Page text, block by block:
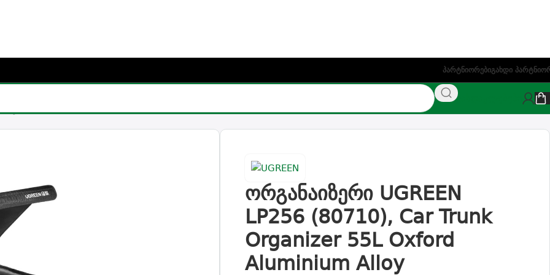
ᲞარტნიორებიᲒახდი
NASფასდაკლებები
UGREEN LP256 (80710), Car Trunk Organizer 55L Oxford Aluminium Alloy
ორგანაიზერი UGREEN
LP256 (80710), Car Trunk
Organizer 55L Oxford
Aluminium Alloy